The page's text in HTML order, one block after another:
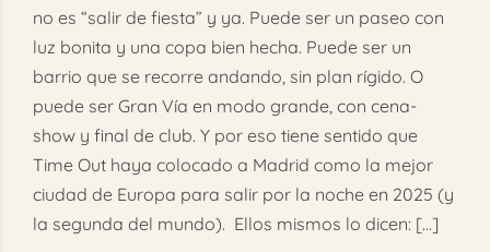
no es “salir de fiesta” y ya. Puede ser un paseo con
luz bonita y una copa bien hecha. Puede ser un
barrio que se recorre andando, sin plan rígido. O
puede ser Gran Vía en modo grande, con cena-
show y final de club. Y por eso tiene sentido que
Time Out haya colocado a Madrid como la mejor
ciudad de Europa para salir por la noche en 2025 (y
la segunda del mundo). Ellos mismos lo dicen: [...]